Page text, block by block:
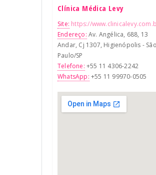
Clínica Médica Levy
Site: https://
Endereço: Av. Angélica, 688, 13
Andar, Cj 1307, Higienópolis - São
Paulo/SP
Telefone: +55 11 4306-2242
WhatsApp: +55 11 99970-0505